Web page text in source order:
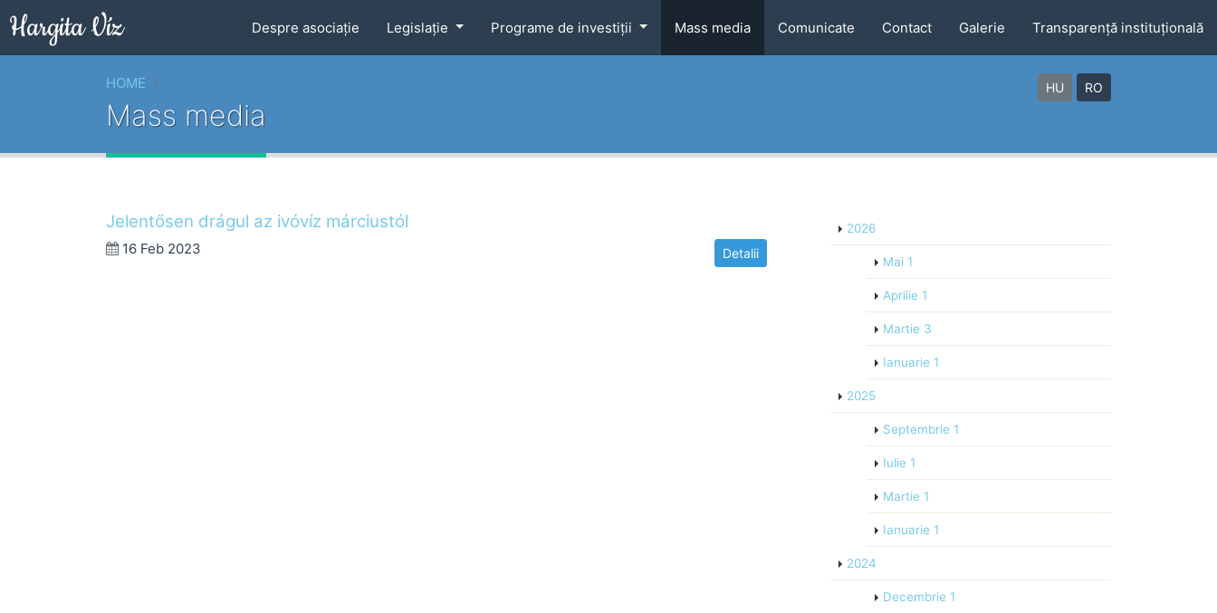
Hargita Víz Despre asociaţie Legislaţie Programe de investiţii Mass media Comunicate Contact Galerie Transparență instituțională
HOME HU RO
Mass media
Jelentősen drágul az ivóvíz márciustól
16 Feb 2023 Detalii
2026
Mai 1
Aprilie 1
Martie 3
Ianuarie 1
2025
Septembrie 1
Iulie 1
Martie 1
Ianuarie 1
2024
Decembrie 1